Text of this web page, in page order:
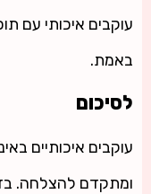
עוקבים איכותי עם
באמת.
לסיכום
עוקבים איכותיים
ומתקדם להצלחה.